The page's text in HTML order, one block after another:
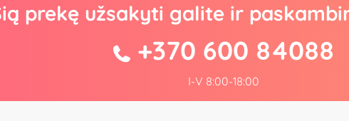
prekę užsakyti galite ir
+370 600 84088
I-V 8:00-18:00